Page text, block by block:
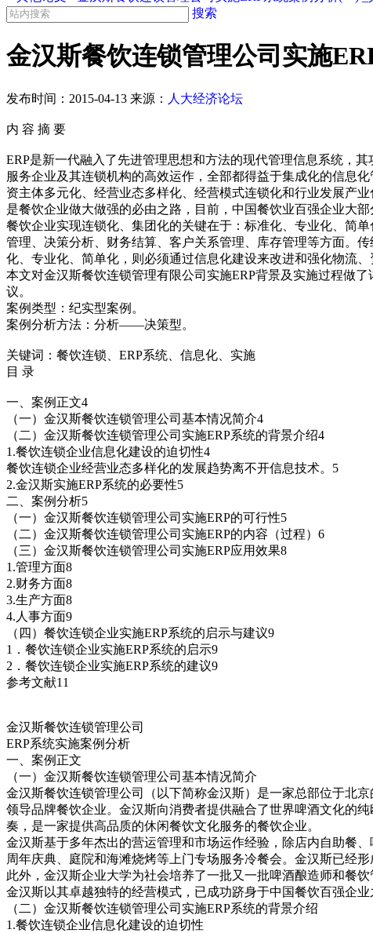
搜索
金汉斯餐饮连锁管理公司实施
发布时间： 2015-04-13 来源： 人大经济论坛
内 容 摘 要
ERP是新一代融入了先进管理思想和方法的现代管理信息系统，
服务企业及其连锁机构的高效运作，全部都得益于集成化的信息
资主体多元化、经营业态多样化、经营模式连锁化和行业发展产
是餐饮企业做大做强的必由之路，目前，中国餐饮业百强企业大
餐饮企业实现连锁化、集团化的关键在于：标准化、专业化、简
管理、决策分析、财务结算、客户关系管理、库存管理等方面。
化、专业化、简单化，则必须通过信息化建设来改进和强化物流
本文对金汉斯餐饮连锁管理有限公司实施ERP背景及实施过程做
议。
案例类型：纪实型案例。
案例分析方法：分析——决策型。
关键词：餐饮连锁、ERP系统、信息化、实施
目 录
一、案例正文4
（一）金汉斯餐饮连锁管理公司基本情况简介4
（二）金汉斯餐饮连锁管理公司实施ERP系统的背景介绍4
1.餐饮连锁企业信息化建设的迫切性4
餐饮连锁企业经营业态多样化的发展趋势离不开信息技术。5
2.金汉斯实施ERP系统的必要性5
二、案例分析5
（一）金汉斯餐饮连锁管理公司实施ERP的可行性5
（二）金汉斯餐饮连锁管理公司实施ERP的内容（过程）6
（三）金汉斯餐饮连锁管理公司实施ERP应用效果8
1.管理方面8
2.财务方面8
3.生产方面8
4.人事方面9
（四）餐饮连锁企业实施ERP系统的启示与建议9
1．餐饮连锁企业实施ERP系统的启示9
2．餐饮连锁企业实施ERP系统的建议9
参考文献11
金汉斯餐饮连锁管理公司
ERP系统实施案例分析
一、案例正文
（一）金汉斯餐饮连锁管理公司基本情况简介
金汉斯餐饮连锁管理公司（以下简称金汉斯）是一家总部位于北
领导品牌餐饮企业。金汉斯向消费者提供融合了世界啤酒文化的
奏，是一家提供高品质的休闲餐饮文化服务的餐饮企业。
金汉斯基于多年杰出的营运管理和市场运作经验，除店内自助餐
周年庆典、庭院和海滩烧烤等上门专场服务冷餐会。金汉斯已经
此外，金汉斯企业大学为社会培养了一批又一批啤酒酿造师和餐饮
金汉斯以其卓越独特的经营模式，已成功跻身于中国餐饮百强企业
（二）金汉斯餐饮连锁管理公司实施ERP系统的背景介绍
1.餐饮连锁企业信息化建设的迫切性